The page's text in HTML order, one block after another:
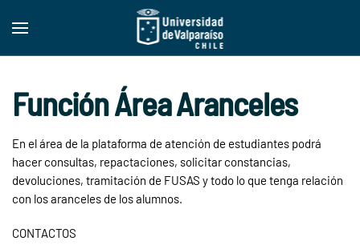
Skip to main content
Función Área Aranceles
En el área de la plataforma de atención de estudiantes podrá
hacer consultas, repactaciones, solicitar constancias,
devoluciones, tramitación de FUSAS y todo lo que tenga relación
con los aranceles de los alumnos.
CONTACTOS